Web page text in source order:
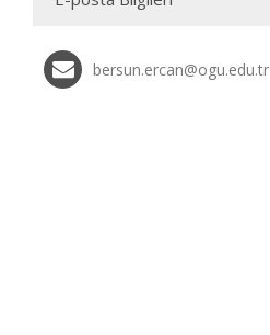
bersun.ercan@ogu.edu.tr